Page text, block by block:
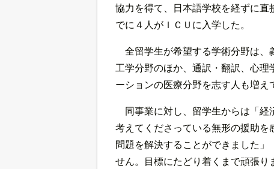
協力を得て、日本語学校を経ずに
でに４人がＩＣＵに入学した。
全留学生が希望する学術分野は
工学分野のほか、通訳・翻訳、心
ーションの医療分野を志す人も増え
同事業に対し、留学生からは「
考えてくださっている無形の援助
問題を解決することができました
せん。目標にたどり着くまで頑張り